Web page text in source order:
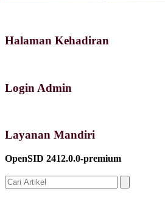
Halaman Kehadiran
Login Admin
Layanan Mandiri
OpenSID 2412.0.0-premium